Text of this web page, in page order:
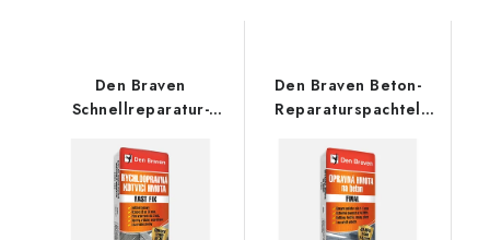
Den Braven
Schnellreparatur-
Den Braven Beton-
Reparaturspachtel